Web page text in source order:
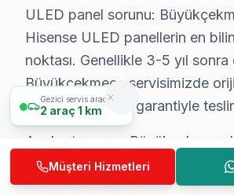
Büyükçekmece Gölü bölgesinden
Servis sürecinin başından
Büyükçekmece Hisense TV
S: Büyükçekmece'de sabah
C: Evet, Büyükçekmece'de
S: Büyükçekmece'de servis
ULED panel sorunu:
Hisense ULED panellerin en
noktası. Genellikle 3-5 yıl sonra
Büyükçekmece servisimizde
tamir işlemi, 2 yıl garantiyle
Anakart arızası:
sistemini kullanan modellerde
Yazılım kaynaklıysa firmware
Gezici servis aracımız
2 araç 1 km
Müşteri Hizmetleri